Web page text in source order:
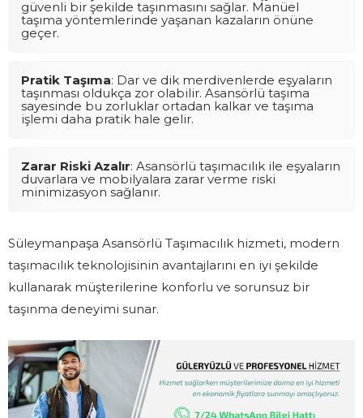
güvenli bir şekilde taşınmasını sağlar. Manüel
taşıma yöntemlerinde yaşanan kazaların önüne
geçer.
Pratik Taşıma: Dar ve dik merdivenlerde eşyaların
taşınması oldukça zor olabilir. Asansörlü taşıma
sayesinde bu zorluklar ortadan kalkar ve taşıma
işlemi daha pratik hale gelir.
Zarar Riski Azalır: Asansörlü taşımacılık ile eşyaların
duvarlara ve mobilyalara zarar verme riski
minimizasyon sağlanır.
Süleymanpaşa Asansörlü Taşımacılık hizmeti, modern
taşımacılık teknolojisinin avantajlarını en iyi şekilde
kullanarak müşterilerine konforlu ve sorunsuz bir
taşınma deneyimi sunar.